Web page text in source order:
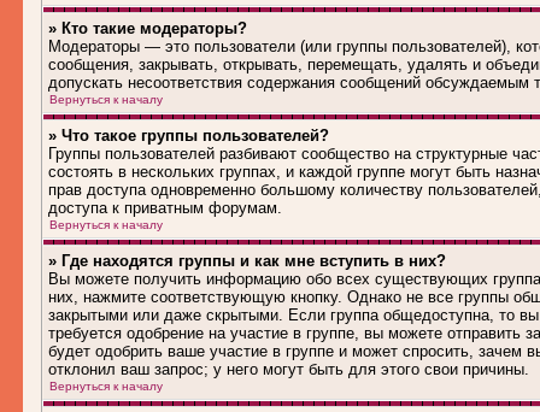
» Кто такие модераторы?
Модераторы — это пользователи (или группы пользователей),
сообщения, закрывать, открывать, перемещать, удалять и
допускать несоответствия содержания сообщений
Вернуться к началу
» Что такое группы пользователей?
Группы пользователей разбивают сообщество на структурные
состоять в нескольких группах, и каждой группе могут быть
прав доступа одновременно большому количеству
доступа к приватным форумам.
Вернуться к началу
» Где находятся группы и как мне вступить в них?
Вы можете получить информацию обо всех существующих
них, нажмите соответствующую кнопку. Однако не все группы
закрытыми или даже скрытыми. Если группа общедоступна, то
требуется одобрение на участие в группе, вы можете
будет одобрить ваше участие в группе и может спросить, зачем
отклонил ваш запрос; у него могут быть для этого свои причины.
Вернуться к началу